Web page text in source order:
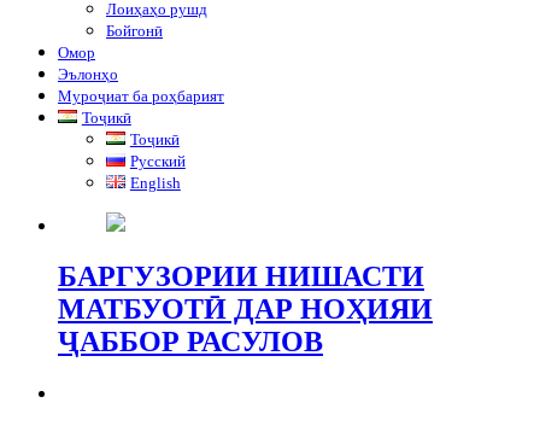
Лоиҳаҳо рушд
Бойгонӣ
Омор
Эълонҳо
Муроҷиат ба роҳбарият
Тоҷикӣ
Тоҷикӣ
Русский
English
БАРГУЗОРИИ НИШАСТИ
МАТБУОТӢ ДАР НОҲИЯИ
ҶАББОР РАСУЛОВ